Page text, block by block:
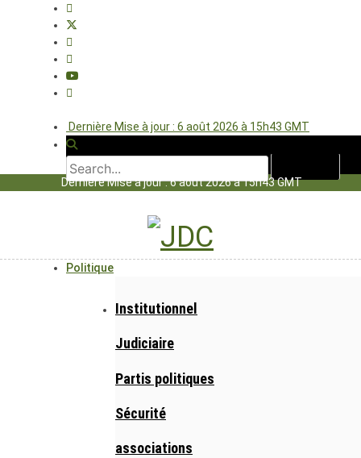
Dernière Mise à jour : 6 août 2026 à 15h43 GMT
Dernière Mise à jour : 6 août 2026 à 15h43 GMT
Politique
Institutionnel
Judiciaire
Partis politiques
Sécurité
associations